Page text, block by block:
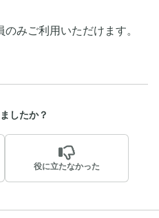
みご利用いただけます。
したか？
役に立たなかった